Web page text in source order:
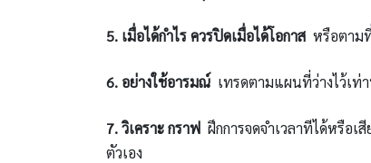
5. เมื่อได้กำไร ควรปิดเมื่อได้โอกาส หรือตาม
6. อย่างใช้อารมณ์ เทรดตามแผนที่ว่างไว้เท่
7. วิเคราะ กราฟ ฝึกการจดจำเวลาทีได้หรือ
ตัวเอง